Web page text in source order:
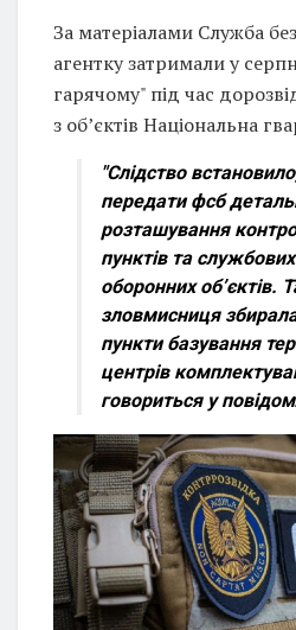
За матеріалами Служба
агентку затримали у
гарячому" під час
з об’єктів Національна
"Слідство
передати фсб
розташування
пунктів та службових
оборонних об’єктів.
зловмисниця
пункти базування
центрів
говориться у